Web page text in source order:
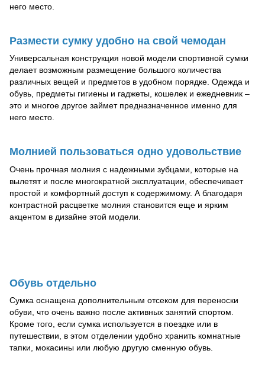
него место.
Размести сумку удобно на свой чемодан
Универсальная конструкция новой модели спортивной сумки
делает возможным размещение большого количества
различных вещей и предметов в удобном порядке. Одежда и
обувь, предметы гигиены и гаджеты, кошелек и ежедневник –
это и многое другое займет предназначенное именно для
него место.
Молнией пользоваться одно удовольствие
Очень прочная молния с надежными зубцами, которые на
вылетят и после многократной эксплуатации, обеспечивает
простой и комфортный доступ к содержимому. А благодаря
контрастной расцветке молния становится еще и ярким
акцентом в дизайне этой модели.
Обувь отдельно
Сумка оснащена дополнительным отсеком для переноски
обуви, что очень важно после активных занятий спортом.
Кроме того, если сумка используется в поездке или в
путешествии, в этом отделении удобно хранить комнатные
тапки, мокасины или любую другую сменную обувь.